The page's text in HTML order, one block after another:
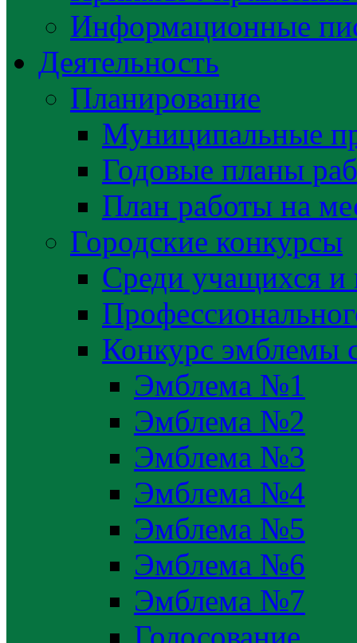
Информационные
Деятельность
Планирование
Муниципальные
Годовые планы
План работы на
Городские конкурсы
Среди учащихся и
Конкурс эмблемы
Эмблема №1
Эмблема №2
Эмблема №3
Эмблема №4
Эмблема №5
Эмблема №6
Эмблема №7
Голосование